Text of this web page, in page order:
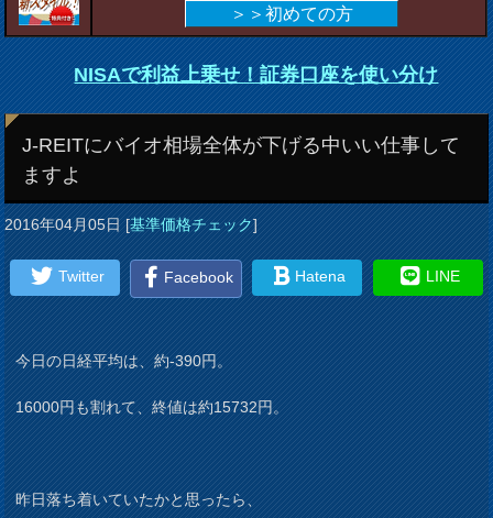
＞＞初めての方
NISAで利益上乗せ！証券口座を使い分け
J-REITにバイオ相場全体が下げる中いい仕事して
ますよ
2016年04月05日[基準価格チェック]
Twitter Facebook Hatena LINE
今日の日経平均は、約-390円。
16000円も割れて、終値は約15732円。
昨日落ち着いていたかと思ったら、